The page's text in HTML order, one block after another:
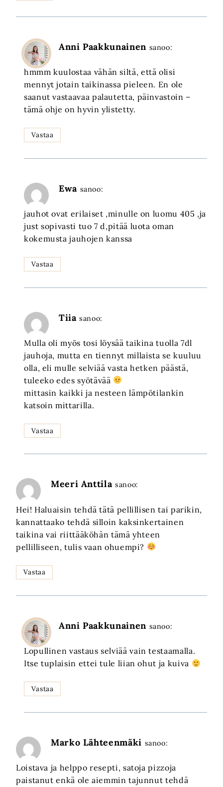
Anni Paakkunainen sanoo:
hmmm kuulostaa vähän siltä, että olisi
mennyt jotain taikinassa pieleen. En ole
saanut vastaavaa palautetta, päinvastoin –
tämä ohje on hyvin ylistetty.
Vastaa
Ewa sanoo:
jauhot ovat erilaiset ,minulle on luomu 405 ,ja
just sopivasti tuo 7 d,pitää luota oman
kokemusta jauhojen kanssa
Vastaa
Tiia sanoo:
Mulla oli myös tosi löysää taikina tuolla 7dl
jauhoja, mutta en tiennyt millaista se kuuluu
olla, eli mulle selviää vasta hetken päästä,
tuleeko edes syötävää
mittasin kaikki ja nesteen lämpötilankin
katsoin mittarilla.
Vastaa
Meeri Anttila sanoo:
Hei! Haluaisin tehdä tätä pellillisen tai parikin,
kannattaako tehdä silloin kaksinkertainen
taikina vai riittääköhän tämä yhteen
pellilliseen, tulis vaan ohuempi?
Vastaa
Anni Paakkunainen sanoo:
Lopullinen vastaus selviää vain testaamalla.
Itse tuplaisin ettei tule liian ohut ja kuiva
Vastaa
Marko Lähteenmäki sanoo:
Loistava ja helppo resepti, satoja pizzoja
paistanut enkä ole aiemmin tajunnut tehdä